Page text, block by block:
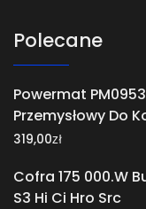
Polecane
Powermat
Przemysłowy Do
319,00zł
Cofra 175 000.W
S3 Hi Ci Hro Src